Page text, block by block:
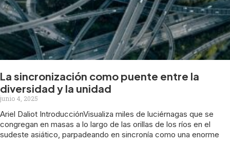
La sincronización como puente entre la
diversidad y la unidad
junio 4, 2025
Ariel Daliot IntroducciónVisualiza miles de luciérnagas que se
congregan en masas a lo largo de las orillas de los ríos en el
sudeste asiático, parpadeando en sincronía como una enorme